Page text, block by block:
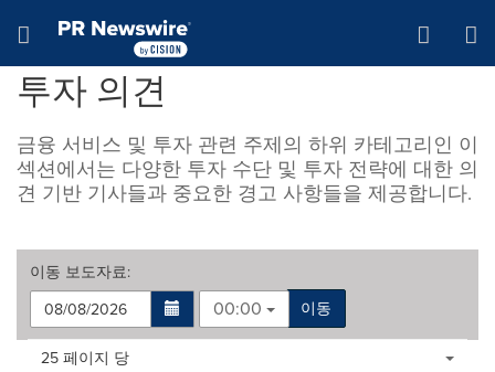
Hamburger menu
투자 의견
금융 서비스 및 투자 관련 주제의 하위 카테고리인 이
섹션에서는 다양한 투자 수단 및 투자 전략에 대한 의
견 기반 기사들과 중요한 경고 사항들을 제공합니다.
이동 보도자료:
00:00
이동
Making
Items per page:
25 페이지 당